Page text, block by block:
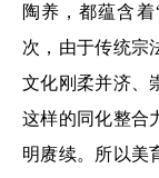
陶养，都蕴含
次，由于传统宗
文化刚柔并济、
这样的同化整合
明赓续。所以美